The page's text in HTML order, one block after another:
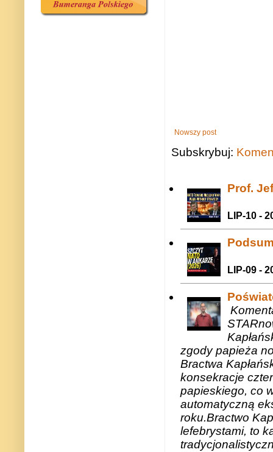
Nowszy post
Subskrybuj:
Prof.
LIP-10 -
LIP-09 -
zgody papieża
Bractwa
konsekracje
papieskiego, co
automatyczną
roku.Bractwo
lefebrystami, to